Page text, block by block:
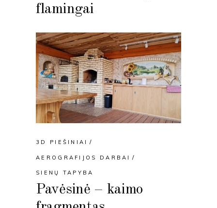
flamingai
3D PIEŠINIAI
AEROGRAFIJOS DARBAI
SIENŲ TAPYBA
Pavėsinė – kaimo